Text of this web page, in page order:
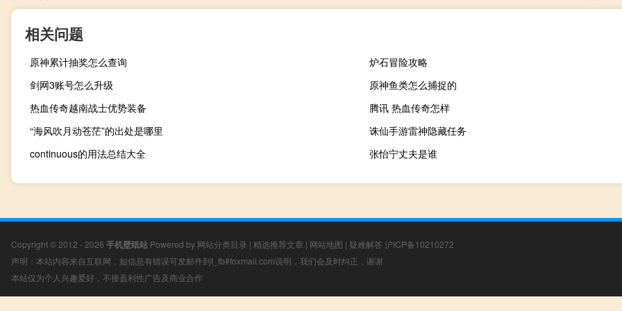
相关问题
原神累计抽奖怎么查询
炉石冒险攻略
剑网3账号怎么升级
原神鱼类怎么捕捉的
热血传奇越南战士优势装备
腾讯 热血传奇怎样
“海风吹月动苍茫”的出处是哪里
诛仙手游雷神隐藏任务
continuous的用法总结大全
张怡宁丈夫是谁
Copyright © 2012 - 2026 手机壁纸站 Powered by 网站分类目录 | 精选推荐文章 | 网站地图 | 疑难解答 沪ICP备10210272
声明：本站内容来自互联网，如信息有错误可发邮件到f_fb#foxmail.com说明，我们会及时纠正，谢谢
本站仅为个人兴趣爱好，不接盈利性广告及商业合作